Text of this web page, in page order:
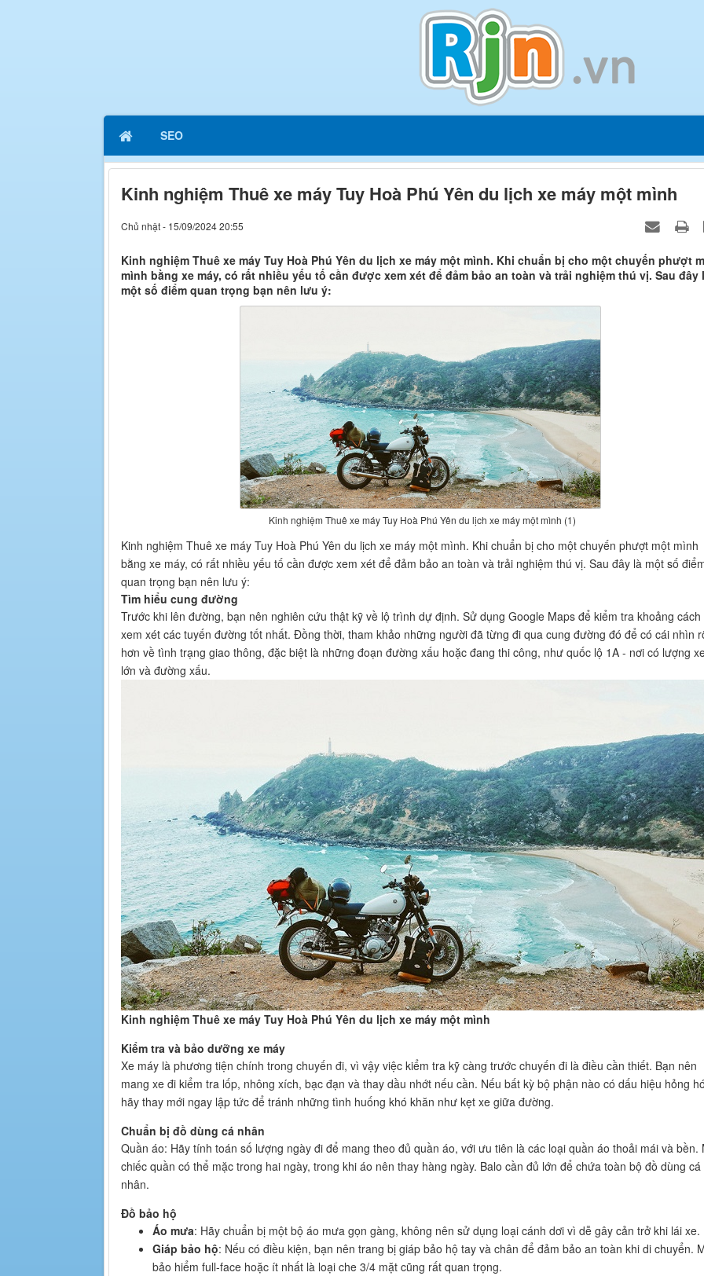
SEO
Kinh nghiệm Thuê xe máy Tuy Hoà Phú Yên du lịch xe máy một mình
Chủ nhật - 15/09/2024 20:55
Kinh nghiệm Thuê xe máy Tuy Hoà Phú Yên du lịch xe máy một mình. Khi chuẩn bị cho một chuyến phượt
mình bằng xe máy, có rất nhiều yếu tố cần được xem xét để đảm bảo an toàn và trải nghiệm thú vị. Sau đây
một số điểm quan trọng bạn nên lưu ý:
Kinh nghiệm Thuê xe máy Tuy Hoà Phú Yên du lịch xe máy một mình (1)
Kinh nghiệm Thuê xe máy Tuy Hoà Phú Yên du lịch xe máy một mình. Khi chuẩn bị cho một chuyến phượt một mình
bằng xe máy, có rất nhiều yếu tố cần được xem xét để đảm bảo an toàn và trải nghiệm thú vị. Sau đây là một số
quan trọng bạn nên lưu ý:
Tìm hiểu cung đường
Trước khi lên đường, bạn nên nghiên cứu thật kỹ về lộ trình dự định. Sử dụng Google Maps để kiểm tra khoảng cách
xem xét các tuyến đường tốt nhất. Đồng thời, tham khảo những người đã từng đi qua cung đường đó để có cái nhìn
hơn về tình trạng giao thông, đặc biệt là những đoạn đường xấu hoặc đang thi công, như quốc lộ 1A - nơi có lượng
lớn và đường xấu.
Kinh nghiệm Thuê xe máy Tuy Hoà Phú Yên du lịch xe máy một mình
Kiểm tra và bảo dưỡng xe máy
Xe máy là phương tiện chính trong chuyến đi, vì vậy việc kiểm tra kỹ càng trước chuyến đi là điều cần thiết. Bạn nên
mang xe đi kiểm tra lốp, nhông xích, bạc đạn và thay dầu nhớt nếu cần. Nếu bất kỳ bộ phận nào có dấu hiệu hỏng
hãy thay mới ngay lập tức để tránh những tình huống khó khăn như kẹt xe giữa đường.
Chuẩn bị đồ dùng cá nhân
Quần áo: Hãy tính toán số lượng ngày đi để mang theo đủ quần áo, với ưu tiên là các loại quần áo thoải mái và bền.
chiếc quần có thể mặc trong hai ngày, trong khi áo nên thay hàng ngày. Balo cần đủ lớn để chứa toàn bộ đồ dùng cá
nhân.
Đồ bảo hộ
Áo mưa: Hãy chuẩn bị một bộ áo mưa gọn gàng, không nên sử dụng loại cánh dơi vì dễ gây cản trở khi lái xe.
Giáp bảo hộ: Nếu có điều kiện, bạn nên trang bị giáp bảo hộ tay và chân để đảm bảo an toàn khi di chuyển.
bảo hiểm full-face hoặc ít nhất là loại che 3/4 mặt cũng rất quan trọng.